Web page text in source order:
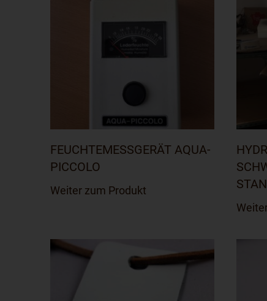
FEUCHTEMESSGERÄT AQUA-
PICCOLO
Weiter zum Produkt